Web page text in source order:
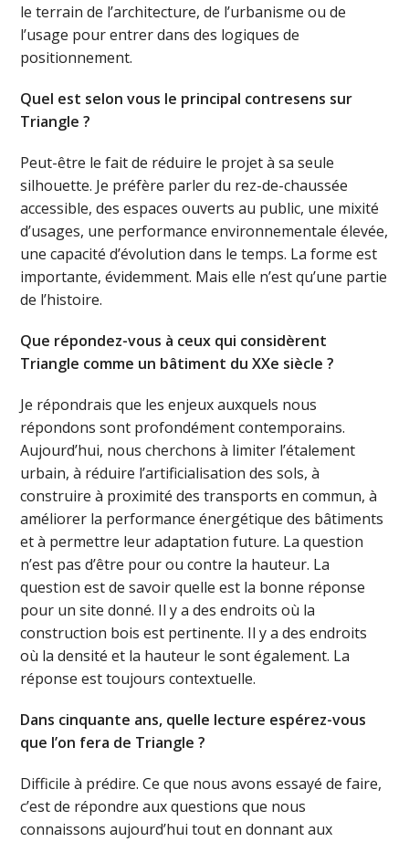
le terrain de l’architecture, de l’urbanisme ou de
l’usage pour entrer dans des logiques de
positionnement.
Quel est selon vous le principal contresens sur
Triangle ?
Peut-être le fait de réduire le projet à sa seule
silhouette. Je préfère parler du rez-de-chaussée
accessible, des espaces ouverts au public, une mixité
d’usages, une performance environnementale élevée,
une capacité d’évolution dans le temps. La forme est
importante, évidemment. Mais elle n’est qu’une partie
de l’histoire.
Que répondez-vous à ceux qui considèrent
Triangle comme un bâtiment du XXe siècle ?
Je répondrais que les enjeux auxquels nous
répondons sont profondément contemporains.
Aujourd’hui, nous cherchons à limiter l’étalement
urbain, à réduire l’artificialisation des sols, à
construire à proximité des transports en commun, à
améliorer la performance énergétique des bâtiments
et à permettre leur adaptation future. La question
n’est pas d’être pour ou contre la hauteur. La
question est de savoir quelle est la bonne réponse
pour un site donné. Il y a des endroits où la
construction bois est pertinente. Il y a des endroits
où la densité et la hauteur le sont également. La
réponse est toujours contextuelle.
Dans cinquante ans, quelle lecture espérez-vous
que l’on fera de Triangle ?
Difficile à prédire. Ce que nous avons essayé de faire,
c’est de répondre aux questions que nous
connaissons aujourd’hui tout en donnant aux